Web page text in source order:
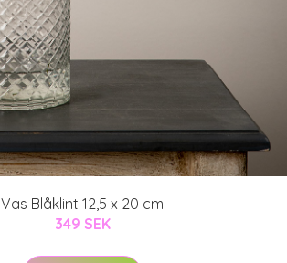
Vas Blåklint 12,5 x 20 cm
349 SEK